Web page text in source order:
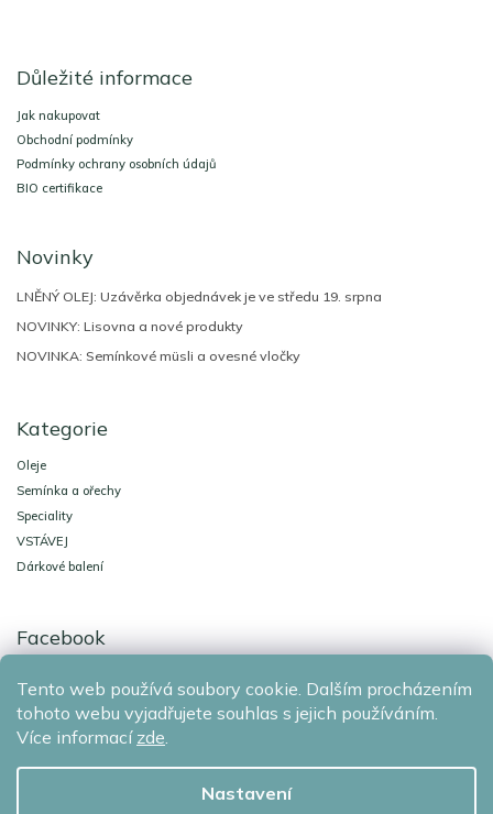
Tento web používá soubory cookie. Dalším procházením
tohoto webu vyjadřujete souhlas s jejich používáním.
Více informací zde.
Nastavení
Důležité informace
Jak nakupovat
Obchodní podmínky
Podmínky ochrany osobních údajů
BIO certifikace
Novinky
LNĚNÝ OLEJ: Uzávěrka objednávek je ve středu 19. srpna
NOVINKY: Lisovna a nové produkty
NOVINKA: Semínkové müsli a ovesné vločky
Kategorie
Oleje
Semínka a ořechy
Speciality
VSTÁVEJ
Dárkové balení
Facebook
Agro-El Znojmo Ochrana osobních údajů